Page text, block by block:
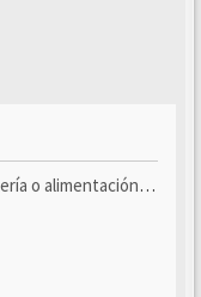
alimentación eléctri...